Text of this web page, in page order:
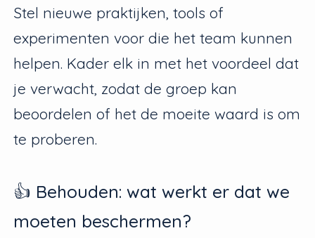
Stel nieuwe praktijken, tools of
experimenten voor die het team kunnen
helpen. Kader elk in met het voordeel dat
je verwacht, zodat de groep kan
beoordelen of het de moeite waard is om
te proberen.
👍 Behouden: wat werkt er dat we
moeten beschermen?